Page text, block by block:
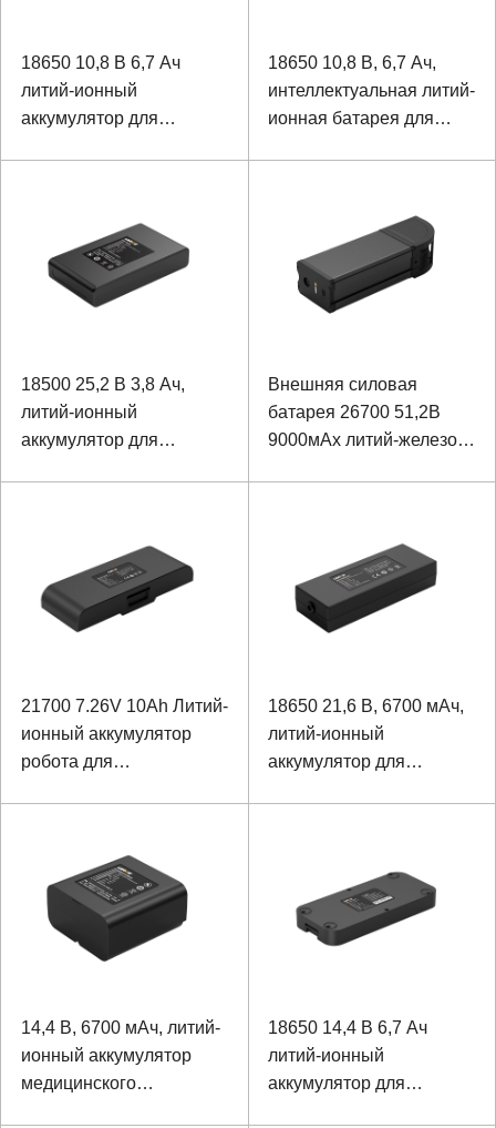
18650 10,8 В 6,7 Ач
литий-ионный
аккумулятор для
18650 10,8 В, 6,7 Ач,
интеллектуальная литий-
ионная батарея для
18500 25,2 В 3,8 Ач,
литий-ионный
аккумулятор для
Внешняя силовая
батарея 26700 51,2В
9000мАх литий-железо-
21700 7.26V 10Ah Литий-
ионный аккумулятор
робота для
18650 21,6 В, 6700 мАч,
литий-ионный
аккумулятор для
14,4 В, 6700 мАч, литий-
ионный аккумулятор
медицинского
18650 14,4 В 6,7 Ач
литий-ионный
аккумулятор для